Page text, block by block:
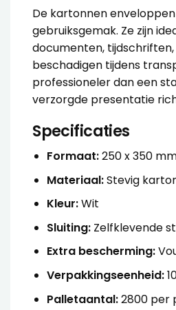
De kartonnen
gebruiksgemak. Ze zijn
documenten,
beschadigen tijdens
professioneler dan een
verzorgde presentatie
Specificaties
Formaat:250 x 350
Materiaal:Stevig
Kleur:Wit
Sluiting:Zelfklevende
Extra bescherming:
Verpakkingseenheid:
Palletaantal:2800 per